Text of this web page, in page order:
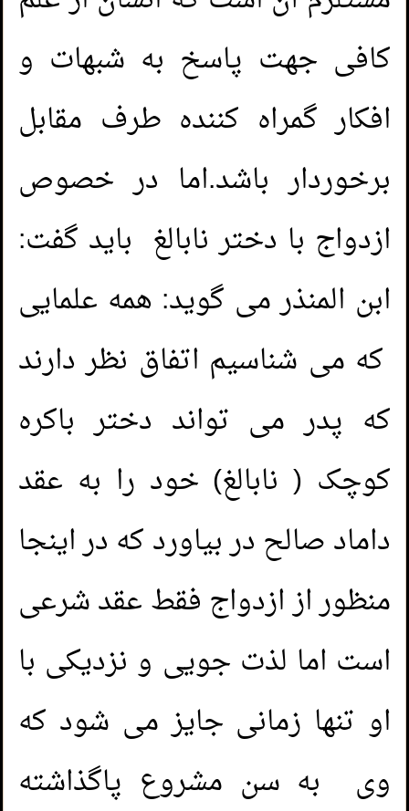
کافی جهت پاسخ به شبهات و
افکار گمراه کننده طرف مقابل
برخوردار باشد.اما در خصوص
ازدواج با دختر نابالغ باید گفت:
ابن المنذر می گوید: همه علمایی
که می شناسیم اتفاق نظر دارند
که پدر می تواند دختر باکره
کوچک ( نابالغ) خود را به عقد
داماد صالح در بیاورد که در اینجا
منظور از ازدواج فقط عقد شرعی
است اما لذت جویی و نزدیکی با
او تنها زمانی جایز می شود که
وی به سن مشروع پاگذاشته